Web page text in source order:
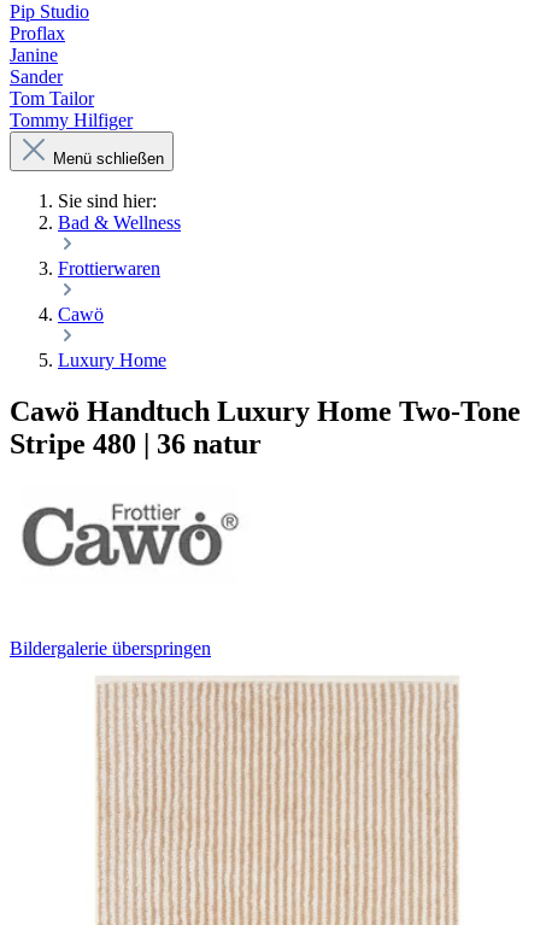
Pip Studio
Proflax
Janine
Sander
Tom Tailor
Tommy Hilfiger
Menü schließen
Sie sind hier:
Bad & Wellness
Frottierwaren
Cawö
Luxury Home
Cawö Handtuch Luxury Home Two-Tone
Stripe 480 | 36 natur
Bildergalerie überspringen